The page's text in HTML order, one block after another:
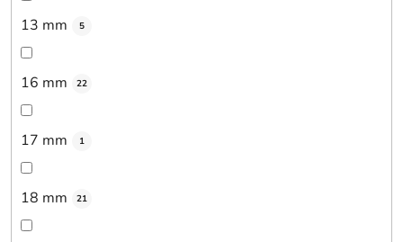
13 mm 5
16 mm 22
17 mm 1
18 mm 21